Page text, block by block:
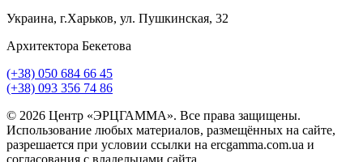
Украина, г.Харьков, ул. Пушкинская, 32
Архитектора Бекетова
(+38) 050 684 66 45
(+38) 093 356 74 86
© 2026 Центр «ЭРЦГАММА». Все права защищены.
Использование любых материалов, размещённых на сайте,
разрешается при условии ссылки на ercgamma.com.ua и
согласования с владельцами сайта